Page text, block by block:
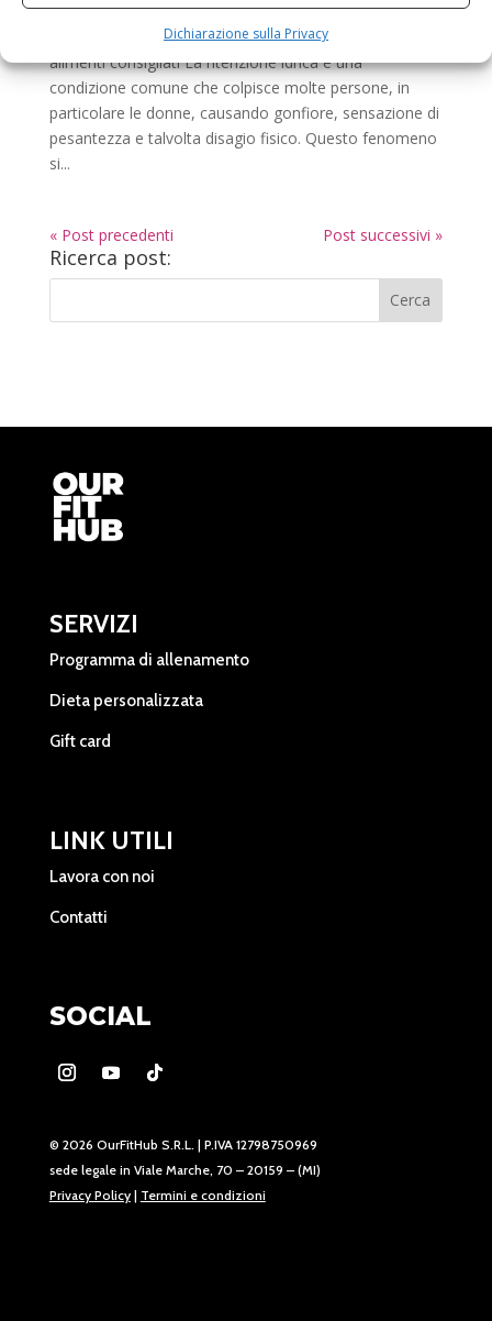
Dichiarazione sulla Privacy
Allenamento ritenzione idrica: migliori esercizi, sport e
alimenti consigliati La ritenzione idrica è una
condizione comune che colpisce molte persone, in
particolare le donne, causando gonfiore, sensazione di
pesantezza e talvolta disagio fisico. Questo fenomeno
si...
« Post precedenti Post successivi »
Ricerca post:
SERVIZI
Programma di allenamento
Dieta personalizzata
Gift card
LINK UTILI
Lavora con noi
Contatti
SOCIAL
© 2026 OurFitHub S.R.L. | P.IVA 12798750969
sede legale in Viale Marche, 70 – 20159 – (MI)
Privacy Policy| Termini e condizioni